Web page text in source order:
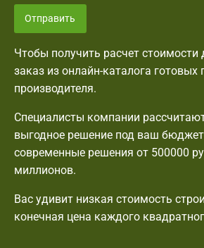
Отправить
Чтобы получить расчет
заказ из онлайн-каталога готовых
производителя.
Специалисты компании
выгодное решение под ваш
современные решения от 500000
миллионов.
Вас удивит низкая стоимость
конечная цена каждого